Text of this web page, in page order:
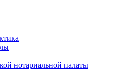
нотариальной палаты